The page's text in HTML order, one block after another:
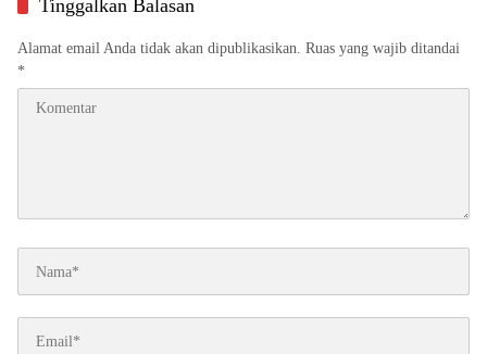
Tinggalkan Balasan
Alamat email Anda tidak akan dipublikasikan. Ruas yang wajib ditandai
*